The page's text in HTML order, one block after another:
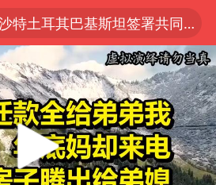
沙特土耳其巴基斯坦签署共同防务协议
“电影+”如何激发千亿级消费新活力？
州市委书记张毅恭被查
台风白海豚已进入24小时警戒线
全球首个长时储能一体化产业园量产
台风白海豚或吞并鲸鱼 登陆地点更新